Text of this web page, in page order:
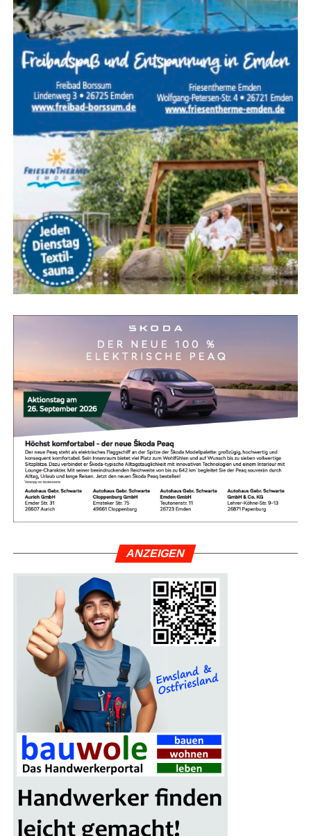
Für Inter­es­sier­te gab das Team um den Kan­di­da­ten noch
ein tech­ni­sches Detail mit auf den Weg: Auf den Fotos
der Akti­on sind seit­lich der Stan­ge spe­zi­el­le Rol­len zu
erken­nen. Die­se die­nen dazu, das Ban­ner beim Start im
Schlepp zu zie­hen. Da die unte­re Rol­le schwe­rer ist, rich­
tet sich das Ban­ner wäh­rend des Flugs auto­ma­tisch auf.
Vor der Lan­dung wird das Ban­ner über einer Rasen­flä­che
aus­ge­klinkt und abge­wor­fen.
Der Flug ist für den Zeit­raum von15:00 Uhr bis 18:00 Uhr
ange­setzt, Start und Lan­dung erfol­gen am Flug­platz Nüt­
ANZEI­GEN